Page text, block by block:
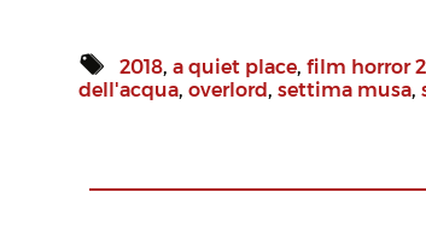
2018, a quiet place, film horror
dell'acqua, overlord, settima musa,